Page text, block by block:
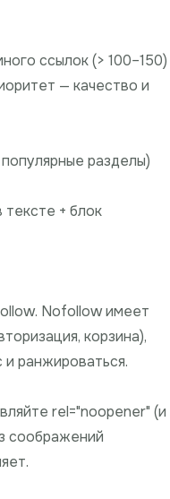
ссылок (> 100–150)
— качество и
разделы)
тексте + блок
Nofollowимеет
корзина),
ранжироваться.
rel="noopener" (и
соображений